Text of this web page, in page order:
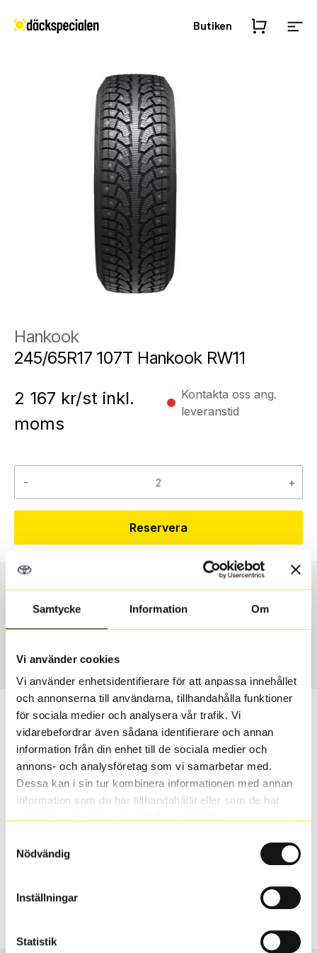
Samtycke Information Om
Vi använder cookies
Vi använder enhetsidentifierare för att anpassa innehållet
och annonserna till användarna, tillhandahålla funktioner
för sociala medier och analysera vår trafik. Vi
vidarebefordrar även sådana identifierare och annan
information från din enhet till de sociala medier och
annons- och analysföretag som vi samarbetar med.
Dessa kan i sin tur kombinera informationen med annan
information som du har tillhandahållit eller som de har
Nödvändig
Inställningar
Statistik
Butiken
Hankook
245/65R17 107T Hankook RW11
2 167 kr/st inkl.
moms
Kontakta oss ang.
leveranstid
- +
Reservera
Däcktyp Däckstorlek
25037
Passar detta däck min bil?
Ange registreringsnummer för att se om det däck du
valt passar din bilmodell. Om du köper däck som skall
sättas på dina befintliga fälgar, se till att kolla en extra
gång så att däck och fälg har samma dimensioner.
Ibland kan fälgen ha bytts ut under årens lopp och
fabrik.
S Sök